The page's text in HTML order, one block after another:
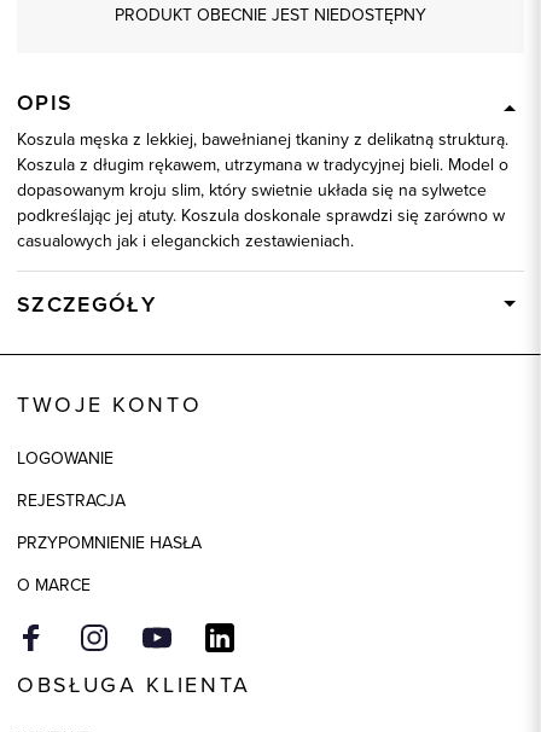
PRODUKT OBECNIE JEST NIEDOSTĘPNY
OPIS
Koszula męska z lekkiej, bawełnianej tkaniny z delikatną strukturą.
Koszula z długim rękawem, utrzymana w tradycyjnej bieli. Model o
dopasowanym kroju slim, który swietnie układa się na sylwetce
podkreślając jej atuty. Koszula doskonale sprawdzi się zarówno w
casualowych jak i eleganckich zestawieniach.
SZCZEGÓŁY
Skład tkaniny
Model
TWOJE KONTO
LOGOWANIE
REJESTRACJA
PRZYPOMNIENIE HASŁA
O MARCE
OBSŁUGA KLIENTA